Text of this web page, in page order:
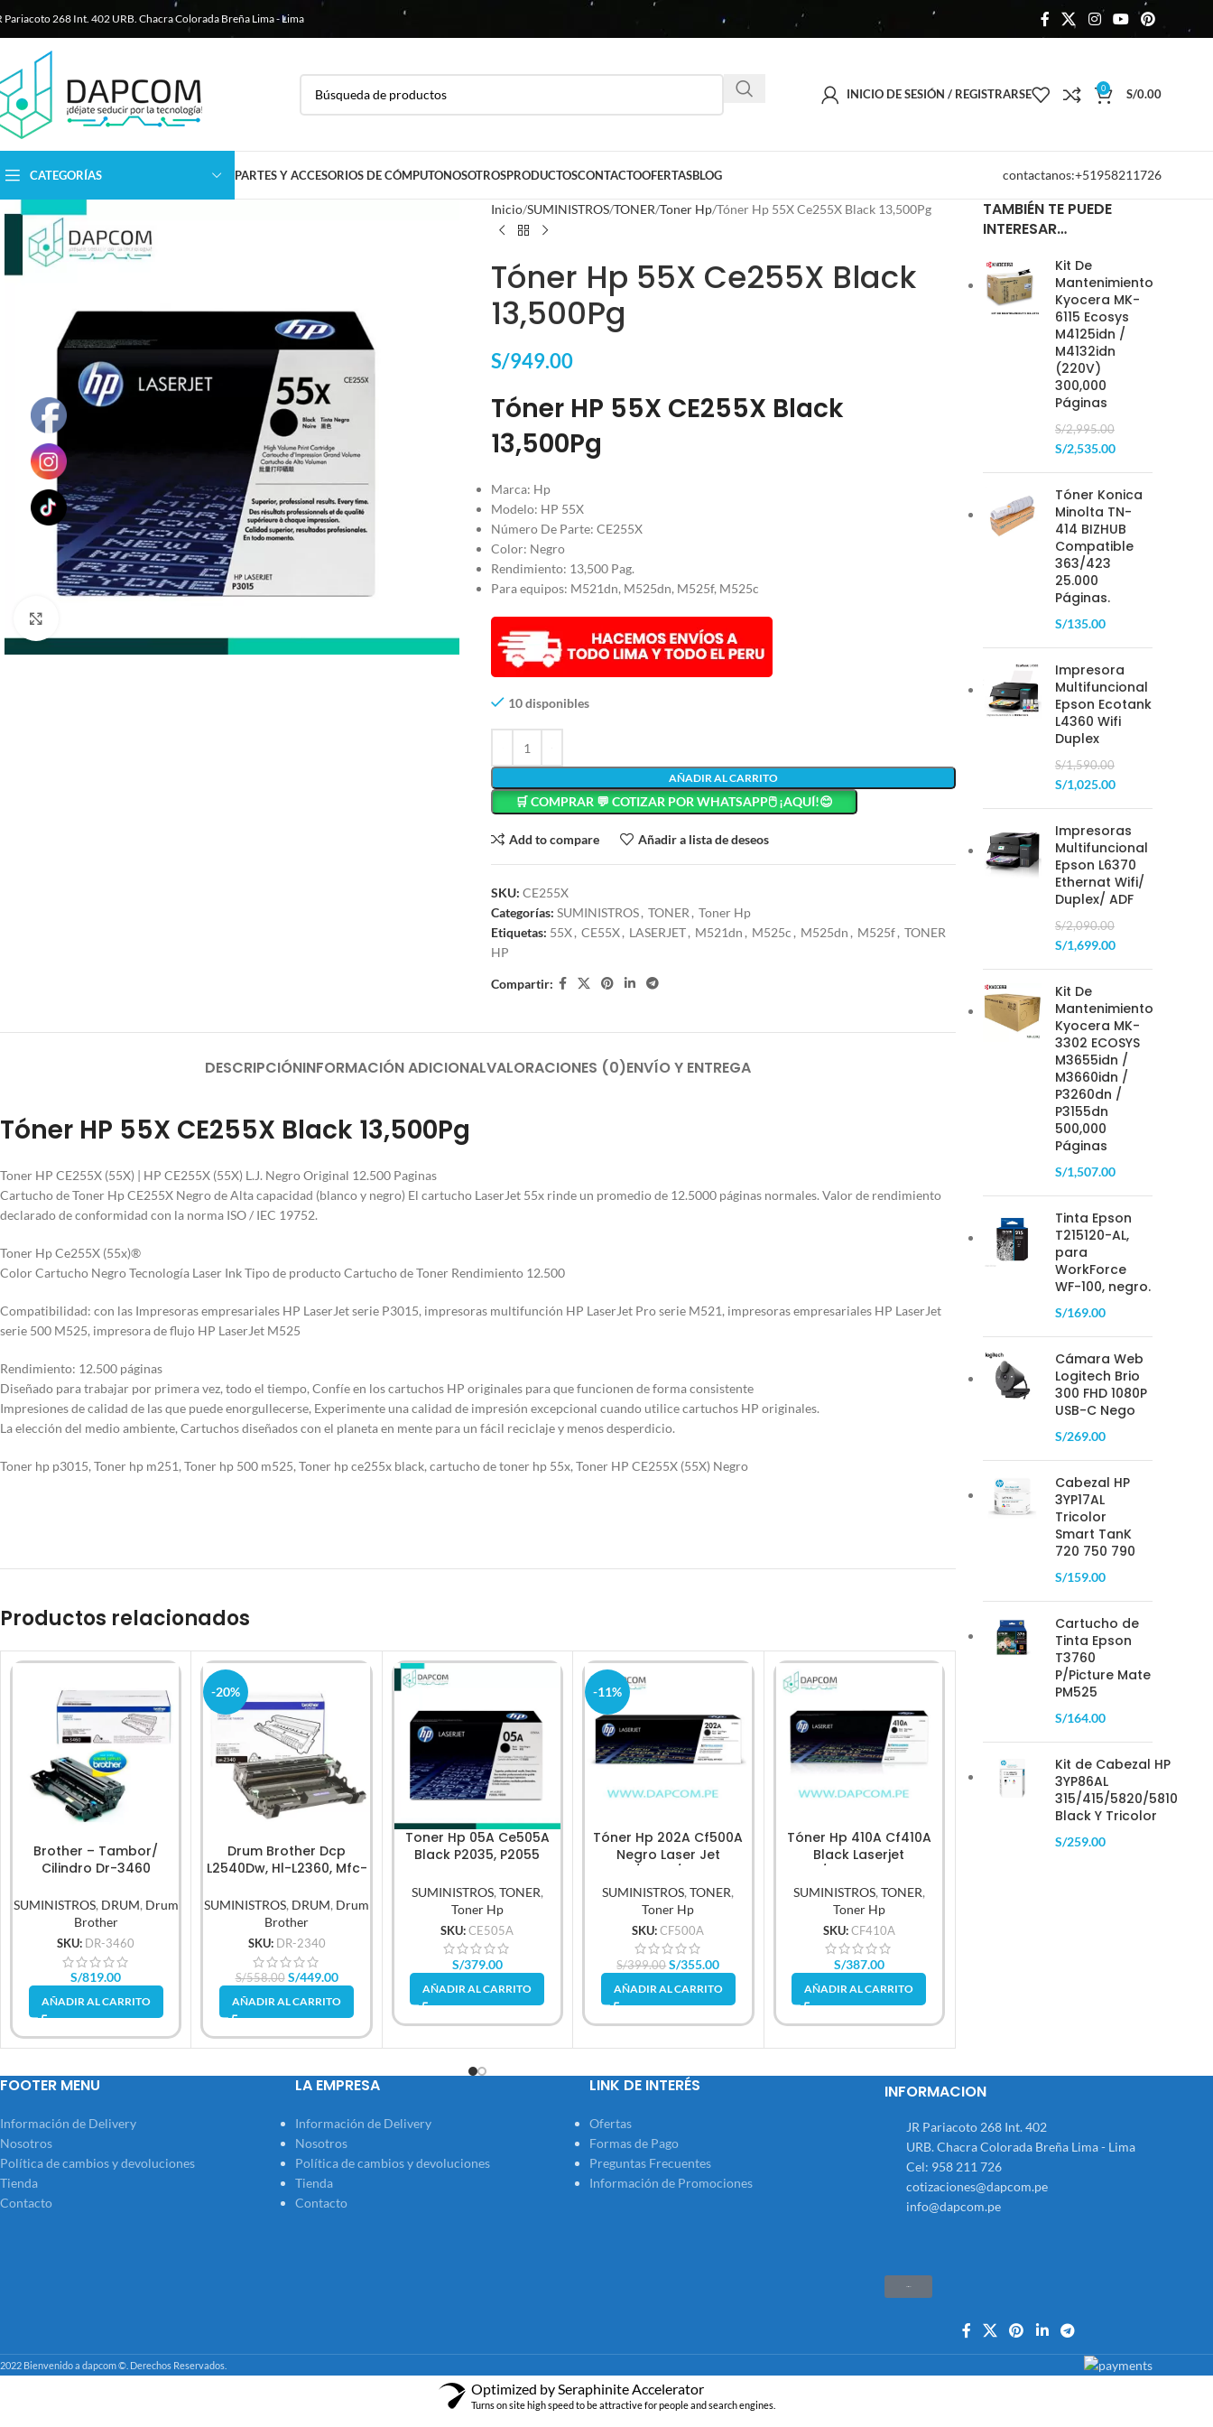
Pariacoto 268 Int. 402 URB. Chacra Colorada Breña Lima - Lima
INICIO DE SESIÓN / REGISTRARSE 0 S/0.00
CATEGORÍAS PARTES Y ACCESORIOS DE CÓMPUTONOSOTROSPRODUCTOSCONTACTOOFERTASBLOG contactanos:+51958211726
Inicio SUMINISTROS TONER Toner Hp Tóner Hp 55X Ce255X Black 13,500Pg
Tóner Hp 55X Ce255X Black
13,500Pg
S/949.00
Tóner HP 55X CE255X Black
13,500Pg
Marca: Hp
Modelo: HP 55X
Número De Parte: CE255X
Color: Negro
Rendimiento: 13,500 Pag.
Para equipos: M521dn, M525dn, M525f, M525c
10 disponibles
AÑADIR AL CARRITO
🛒 COMPRAR 💬 COTIZAR POR WHATSAPP🖱️ ¡AQUÍ!😊
Add to compare Añadir a lista de deseos
SKU:CE255X
Categorías: SUMINISTROS, TONER , Toner Hp
Etiquetas: 55X, CE55X, LASERJET, M521dn , M525c , M525dn , M525f, TONER
HP
Compartir:
DESCRIPCIÓNINFORMACIÓN ADICIONALVALORACIONES (0)ENVÍO Y ENTREGA
Tóner HP 55X CE255X Black 13,500Pg
Toner HP CE255X (55X) | HP CE255X (55X) L.J. Negro Original 12.500 Paginas
Cartucho de Toner Hp CE255X Negro de Alta capacidad (blanco y negro) El cartucho LaserJet 55x rinde un promedio de 12.5000 páginas normales. Valor de rendimiento
declarado de conformidad con la norma ISO / IEC 19752.
Toner Hp Ce255X (55x)®
Color Cartucho Negro Tecnología Laser Ink Tipo de producto Cartucho de Toner Rendimiento 12.500
Compatibilidad: con las Impresoras empresariales HP LaserJet serie P3015, impresoras multifunción HP LaserJet Pro serie M521, impresoras empresariales HP LaserJet
serie 500 M525, impresora de flujo HP LaserJet M525
Rendimiento: 12.500 páginas
Diseñado para trabajar por primera vez, todo el tiempo, Confíe en los cartuchos HP originales para que funcionen de forma consistente
Impresiones de calidad de las que puede enorgullecerse, Experimente una calidad de impresión excepcional cuando utilice cartuchos HP originales.
La elección del medio ambiente, Cartuchos diseñados con el planeta en mente para un fácil reciclaje y menos desperdicio.
Toner hp p3015, Toner hp m251, Toner hp 500 m525, Toner hp ce255x black, cartucho de toner hp 55x, Toner HP CE255X (55X) Negro
Productos relacionados
Brother – Tambor/
Cilindro Dr-3460
SUMINISTROS, DRUM, Drum
Brother
SKU: DR-3460
S/819.00
AÑADIR AL CARRITO
-20%
Drum Brother Dcp
L2540Dw, Hl-L2360, Mfc-
SUMINISTROS, DRUM, Drum
Brother
SKU: DR-2340
S/558.00 S/449.00
AÑADIR AL CARRITO
Toner Hp 05A Ce505A
Black P2035, P2055
SUMINISTROS, TONER,
Toner Hp
SKU:CE505A
S/379.00
AÑADIR AL CARRITO
-11%
Tóner Hp 202A Cf500A
Negro Laser Jet
1.400Pg.
SUMINISTROS,TONER,
Toner Hp
SKU:CF500A
S/399.00 S/355.00
AÑADIR AL CARRITO
Tóner Hp 410A Cf410A
Black Laserjet
SUMINISTROS, TONER,
Toner Hp
SKU: CF410A
S/387.00
AÑADIR AL CARRITO
Tóner Hp 410A Cf411A
TAMBIÉN TE PUEDE
INTERESAR…
Kit De
Mantenimiento
Kyocera MK-
6115 Ecosys
M4125idn /
M4132idn
(220V)
300,000
Páginas
S/2,995.00
S/2,535.00
Tóner Konica
Minolta TN-
414 BIZHUB
Compatible
363/423
25.000
Páginas.
S/135.00
Impresora
Multifuncional
Epson Ecotank
L4360 Wifi
Duplex
S/1,590.00
S/1,025.00
Impresoras
Multifuncional
Epson L6370
Ethernat Wifi/
Duplex/ ADF
S/2,090.00
S/1,699.00
Kit De
Mantenimiento
Kyocera MK-
3302 ECOSYS
M3655idn /
M3660idn /
P3260dn /
P3155dn
500,000
Páginas
S/1,507.00
Tinta Epson
T215120-AL,
para
WorkForce
WF-100, negro.
S/169.00
Cámara Web
Logitech Brio
300 FHD 1080P
USB-C Nego
S/269.00
Cabezal HP
3YP17AL
Tricolor
Smart TanK
720 750 790
S/159.00
Cartucho de
Tinta Epson
T3760
P/Picture Mate
PM525
S/164.00
Kit de Cabezal HP
3YP86AL
315/415/5820/5810
Black Y Tricolor
S/259.00
FOOTER MENU
Información de Delivery
Nosotros
Política de cambios y devoluciones
Tienda
Contacto
LA EMPRESA
Información de Delivery
Nosotros
Política de cambios y devoluciones
Tienda
Contacto
LINK DE INTERÉS
Ofertas
Formas de Pago
Preguntas Frecuentes
Información de Promociones
INFORMACION
JR Pariacoto 268 Int. 402
URB. Chacra Colorada Breña Lima - Lima
Cel: 958 211 726
cotizaciones@dapcom.pe
info@dapcom.pe
2022 Bienvenido a dapcom ©. Derechos Reservados.
Optimized by Seraphinite Accelerator
Turns on site high speed to be attractive for people and search engines.